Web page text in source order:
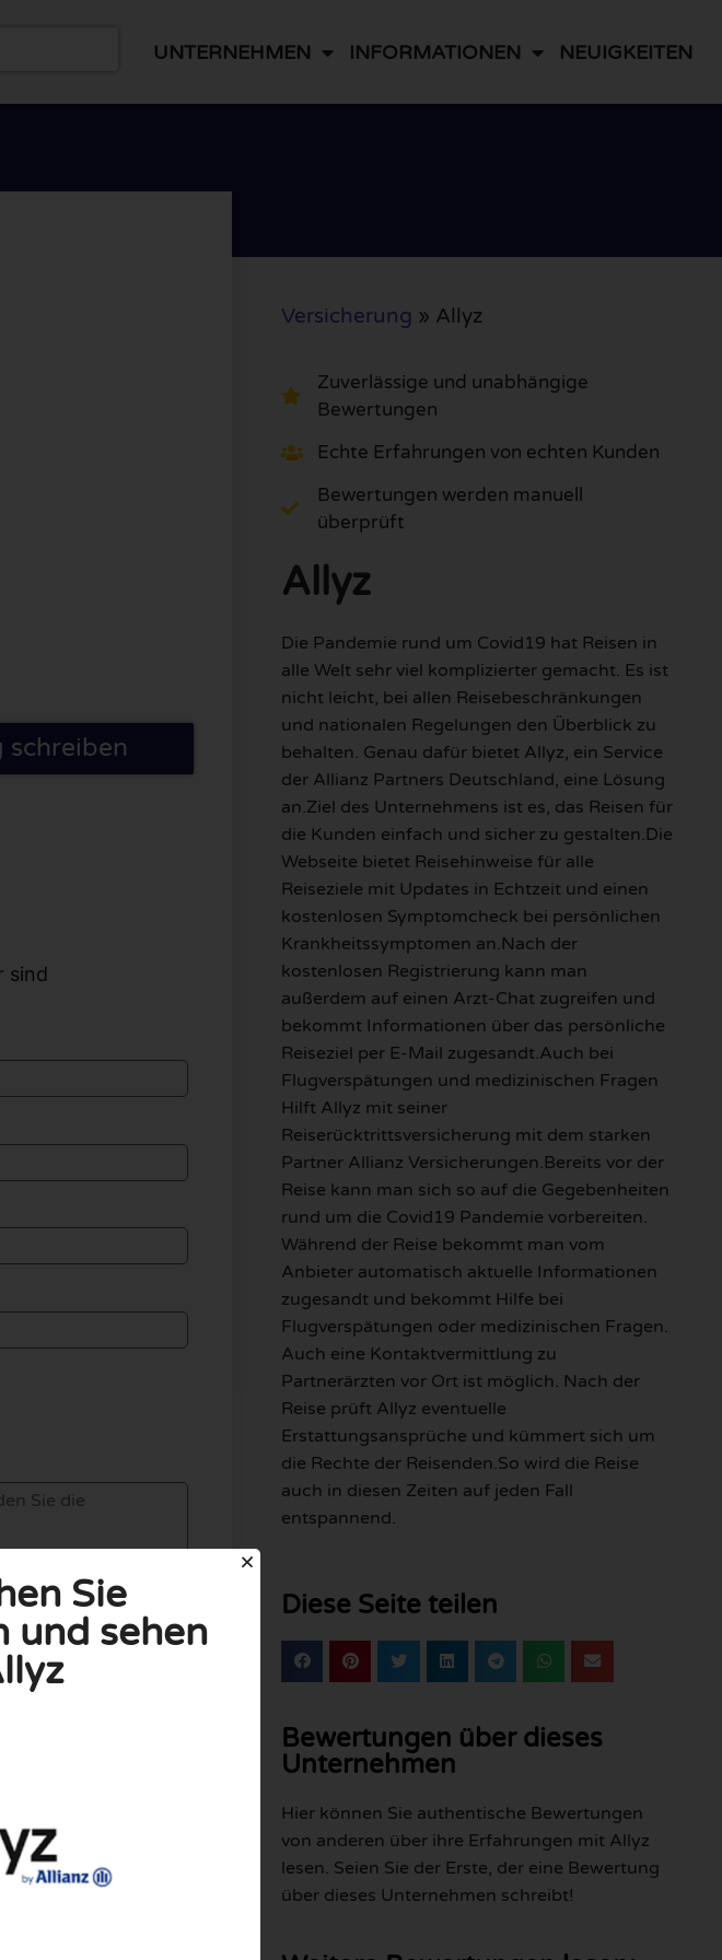
UNTERNEHMEN INFORMATIONEN NEUIGKEITEN
schreiben
sind
abgebe. Ich erkläre
Grund enthalten
Versicherung » Allyz
Zuverlässige und unabhängige
Bewertungen
Echte Erfahrungen von echten Kunden
Bewertungen werden manuell
überprüft
Allyz
Die Pandemie rund um Covid19 hat Reisen in
alle Welt sehr viel komplizierter gemacht. Es ist
nicht leicht, bei allen Reisebeschränkungen
und nationalen Regelungen den Überblick zu
behalten. Genau dafür bietet Allyz, ein Service
der Allianz Partners Deutschland, eine Lösung
an.Ziel des Unternehmens ist es, das Reisen für
die Kunden einfach und sicher zu gestalten.Die
Webseite bietet Reisehinweise für alle
Reiseziele mit Updates in Echtzeit und einen
kostenlosen Symptomcheck bei persönlichen
Krankheitssymptomen an.Nach der
kostenlosen Registrierung kann man
außerdem auf einen Arzt-Chat zugreifen und
bekommt Informationen über das persönliche
Reiseziel per E-Mail zugesandt.Auch bei
Flugverspätungen und medizinischen Fragen
Hilft Allyz mit seiner
Reiserücktrittsversicherung mit dem starken
Partner Allianz Versicherungen.Bereits vor der
Reise kann man sich so auf die Gegebenheiten
rund um die Covid19 Pandemie vorbereiten.
Während der Reise bekommt man vom
Anbieter automatisch aktuelle Informationen
zugesandt und bekommt Hilfe bei
Flugverspätungen oder medizinischen Fragen.
Auch eine Kontaktvermittlung zu
Partnerärzten vor Ort ist möglich. Nach der
Reise prüft Allyz eventuelle
Erstattungsansprüche und kümmert sich um
die Rechte der Reisenden.So wird die Reise
auch in diesen Zeiten auf jeden Fall
entspannend.
Diese Seite teilen
Bewertungen über dieses
Unternehmen
Hier können Sie authentische Bewertungen
von anderen über ihre Erfahrungen mit Allyz
lesen. Seien Sie der Erste, der eine Bewertung
über dieses Unternehmen schreibt!
Sie
und sehen